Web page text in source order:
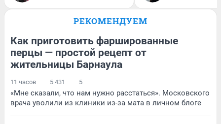
РЕКОМЕНДУЕМ
Как приготовить фаршированные
перцы — простой рецепт от
жительницы Барнаула
11 часов 5 431 5
«Мне сказали, что нам нужно расстаться». Московского
врача уволили из клиники из-за мата в личном блоге